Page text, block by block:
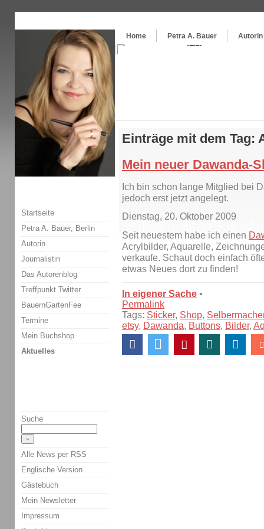
Home
Petra A. Bauer Autorin
Einträge mit dem Tag:
Mein neuer Dawanda-
Ich bin schon lange Mitglied bei
jedoch erst jetzt angelegt.
Dienstag, 20. Oktober 2009
Seit neuestem habe ich einen
Acrylbilder, Aquarelle,
verkaufe. Schaut doch einfach
etwas Neues dort zu finden!
In eigener Sache •
Permalink
Tags: Sticker, Shop,
etsy, Dawanda, Buttons, Bilder,
Startseite
Petra A. Bauer, Berlin
Autorin
Journalistin
Das Autorenblog
Treffpunkt Twitter
BauernGartenFee
Termine
Mein Buchshop
Aktuelles
Suche
Alle News per RSS
Englische Version
Gästebuch
Mein Newsletter
Impressum